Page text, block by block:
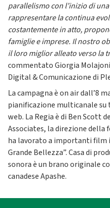
parallelismo con l’inizio di
rappresentare la continua
costantemente in atto,
famiglie e imprese. Il nostro
il loro miglior alleato verso la
commentato Giorgia
Digital & Comunicazione di
La campagna è on air dall’8
pianificazione multicanale su
web. La Regia è di Ben Scott
Associates, la direzione della
ha lavorato a importanti film
Grande Bellezza”. Casa di
sonora è un brano originale
canadese Apashe.